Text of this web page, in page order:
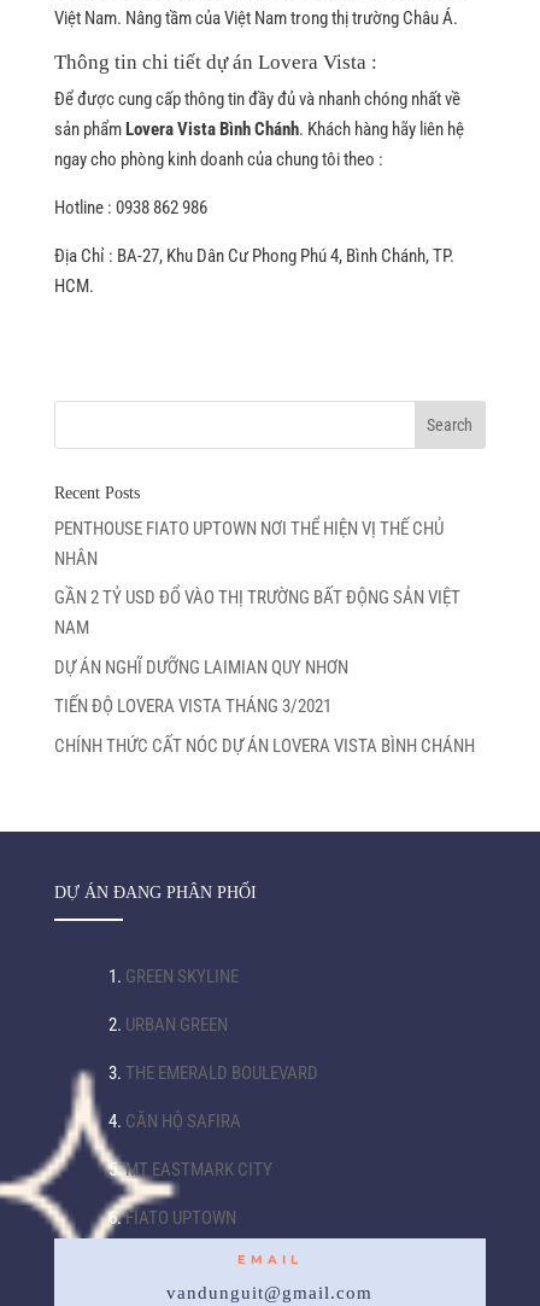
Việt Nam. Nâng tầm của Việt Nam trong thị trường Châu Á.
Thông tin chi tiết dự án Lovera Vista :
Để được cung cấp thông tin đầy đủ và nhanh chóng nhất về
sản phẩmLovera Vista Bình Chánh. Khách hàng hãy liên hệ
ngay cho phòng kinh doanh của chung tôi theo :
Hotline : 0938 862 986
Địa Chỉ : BA-27, Khu Dân Cư Phong Phú 4, Bình Chánh, TP.
HCM.
Recent Posts
PENTHOUSE FIATO UPTOWN NƠI THỂ HIỆN VỊ THẾ CHỦ
NHÂN
GẦN 2 TỶ USD ĐỔ VÀO THỊ TRƯỜNG BẤT ĐỘNG SẢN VIỆT
NAM
DỰ ÁN NGHĨ DƯỠNG LAIMIAN QUY NHƠN
TIẾN ĐỘ LOVERA VISTA THÁNG 3/2021
CHÍNH THỨC CẤT NÓC DỰ ÁN LOVERA VISTA BÌNH CHÁNH
DỰ ÁN ĐANG PHÂN PHỐI
1. GREEN SKYLINE
2. URBAN GREEN
3. THE EMERALD BOULEVARD
4. CĂN HỘ SAFIRA
5.MT EASTMARK CITY
6.FIATO UPTOWN
EMAIL
vandunguit@gmail.com